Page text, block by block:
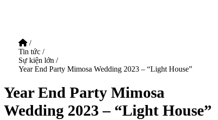
/
Tin tức /
Sự kiện lớn /
Year End Party Mimosa Wedding 2023 – “Light House”
Year End Party Mimosa
Wedding 2023 – “Light House”